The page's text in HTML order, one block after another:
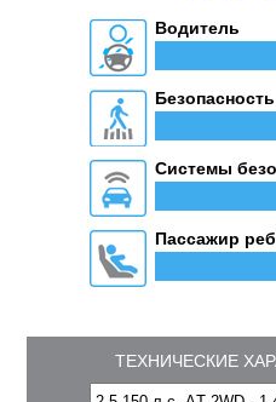
Водитель
Системы
Пассажир
ТЕХНИЧЕСКИЕ